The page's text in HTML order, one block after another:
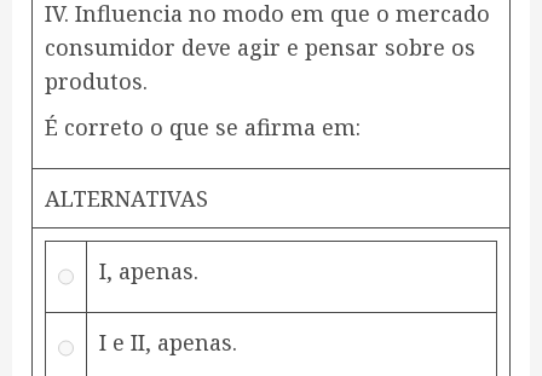
IV. Influencia no modo em que o mercado
consumidor deve agir e pensar sobre os
produtos.
É correto o que se afirma em:
ALTERNATIVAS
I, apenas.
I e II, apenas.